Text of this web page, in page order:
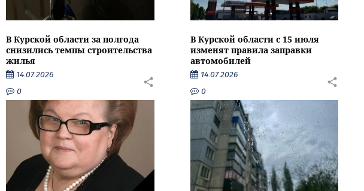
В Курской области за полгода
снизились темпы строительства
жилья
14.07.2026
0
В Курской области с 15 июля
изменят правила заправки
автомобилей
14.07.2026
0